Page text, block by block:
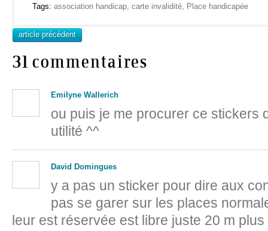
Tags: association handicap, carte invalidité, Place handicapée
article précédent
31 commentaires
Emilyne Wallerich
ou puis je me procurer ce stickers
utilité ^^
David Domingues
y a pas un sticker pour dire aux
pas se garer sur les places
leur est réservée est libre juste 20 m plus